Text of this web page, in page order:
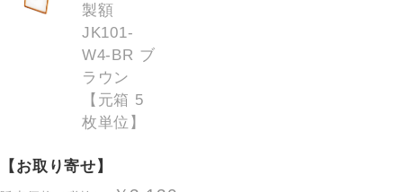
【お取り寄せ】